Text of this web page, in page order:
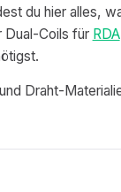
du hier alles,
Dual-Coils für RDA
Draht-